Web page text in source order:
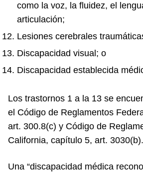
como la voz, la fluidez, el
articulación;
Lesiones cerebrales
Discapacidad visual; o
Discapacidad establecida
Los trastornos 1 a la 13 se
el Código de Reglamentos
art. 300.8(c) y Código de
California, capítulo 5, art. 3030(b).
Una “discapacidad médica